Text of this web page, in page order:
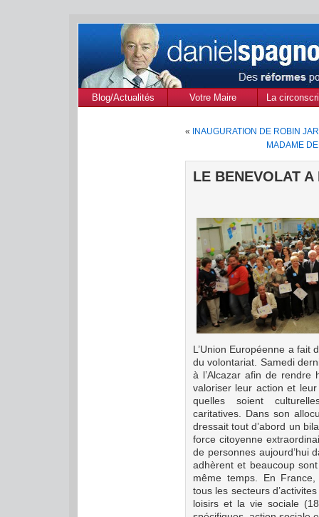
Blog/Actualités Votre Maire
La
«
INAUGURATION DE ROBIN
MADAME
LE BENEVOLAT A
L’Union Européenne a fait
du volontariat. Samedi
à l’Alcazar afin de rendre
valoriser leur action et
quelles soient
caritatives.
Dans son
dressait tout d’abord un
force citoyenne
de personnes aujourd’hui
adhèrent et beaucoup
même temps.
En
tous les secteurs
loisirs et la vie sociale